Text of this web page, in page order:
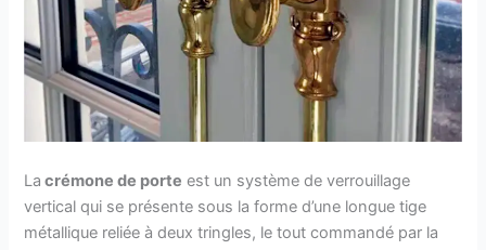
La crémone de porte est un système de verrouillage
vertical qui se présente sous la forme d’une longue tige
métallique reliée à deux tringles, le tout commandé par la